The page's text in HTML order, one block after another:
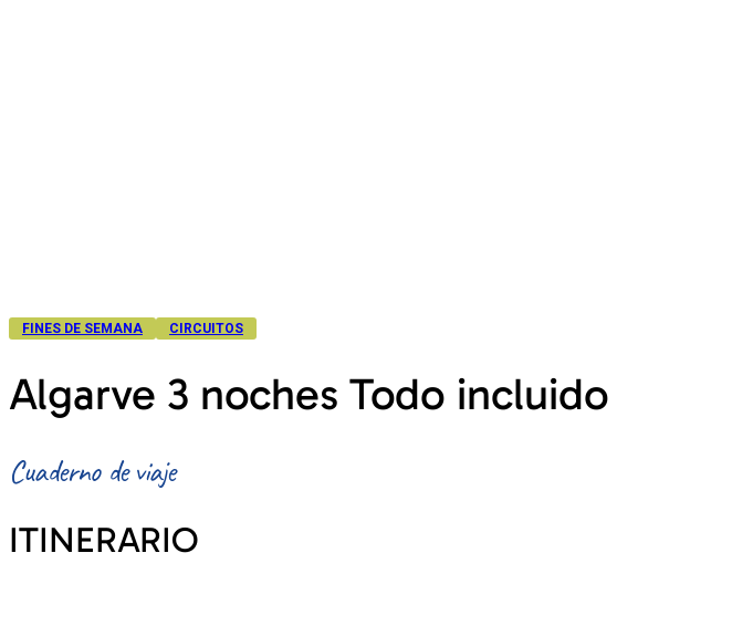
FINES DE SEMANA CIRCUITOS
Algarve 3 noches Todo incluido
Cuaderno de viaje
ITINERARIO